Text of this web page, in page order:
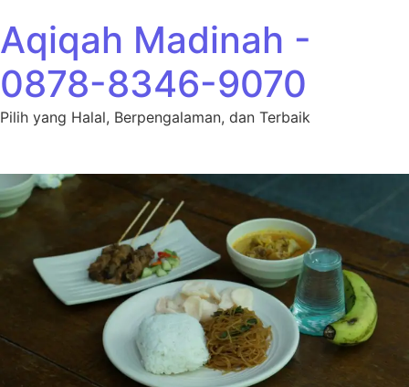
Aqiqah Madinah -
0878-8346-9070
Pilih yang Halal, Berpengalaman, dan Terbaik